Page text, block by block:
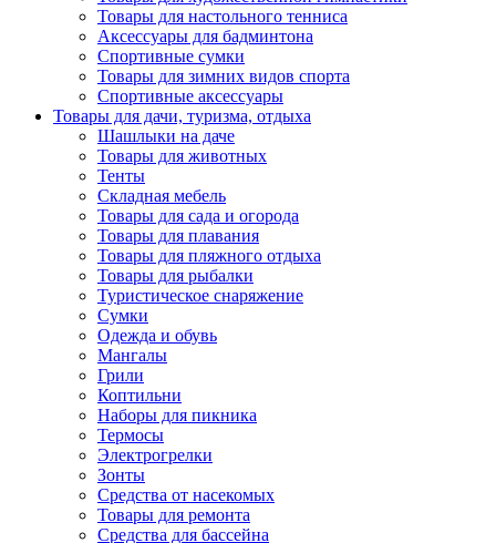
Товары для настольного тенниса
Аксессуары для бадминтона
Спортивные сумки
Товары для зимних видов спорта
Спортивные аксессуары
Товары для дачи, туризма, отдыха
Шашлыки на даче
Товары для животных
Тенты
Складная мебель
Товары для сада и огорода
Товары для плавания
Товары для пляжного отдыха
Товары для рыбалки
Туристическое снаряжение
Сумки
Одежда и обувь
Мангалы
Грили
Коптильни
Наборы для пикника
Термосы
Электрогрелки
Зонты
Средства от насекомых
Товары для ремонта
Средства для бассейна